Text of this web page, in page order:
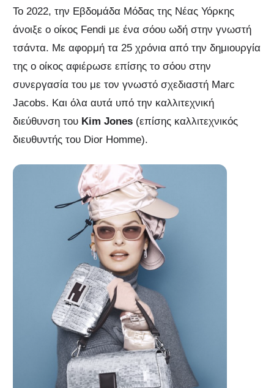
Το 2022, την Εβδομάδα Μόδας της Νέας Υόρκης
άνοιξε ο οίκος Fendi με ένα σόου ωδή στην γνωστή
τσάντα. Με αφορμή τα 25 χρόνια από την δημιουργία
της ο οίκος αφιέρωσε επίσης το σόου στην
συνεργασία του με τον γνωστό σχεδιαστή Marc
Jacobs. Και όλα αυτά υπό την καλλιτεχνική
διεύθυνση του Kim Jones (επίσης καλλιτεχνικός
διευθυντής του Dior Homme).